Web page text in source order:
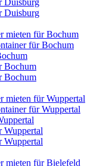
Duisburg
mieten für Bochum
für Bochum
Bochum
Bochum
mieten für Wuppertal
für Wuppertal
Wuppertal
Wuppertal
mieten für Bielefeld